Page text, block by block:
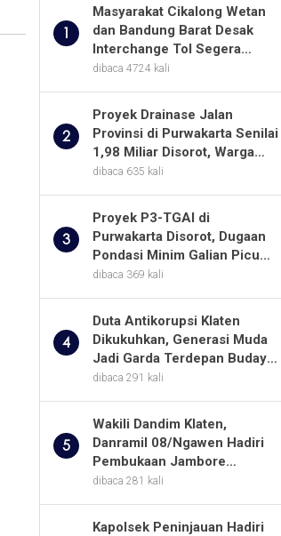
1
Masyarakat Cikalong Wetan
dan Bandung Barat Desak
Interchange Tol Segera
Dibuka
dibaca 4724 kali
2
Proyek Drainase Jalan
Provinsi di Purwakarta Senilai
1,98 Miliar Disorot, Warga
Minta Kualitas Pekerjaan
dibaca 635 kali
3
Proyek P3-TGAI di
Purwakarta Disorot, Dugaan
Pondasi Minim Galian Picu
Pertanyaan Besar soal
dibaca 369 kali
4
Duta Antikorupsi Klaten
Dikukuhkan, Generasi Muda
Jadi Garda Terdepan Budaya
Integritas
dibaca 291 kali
5
Wakili Dandim Klaten,
Danramil 08/Ngawen Hadiri
Pembukaan Jambore
Pramuka MTs Se-Jawa
dibaca 281 kali
Kapolsek Peninjauan Hadiri